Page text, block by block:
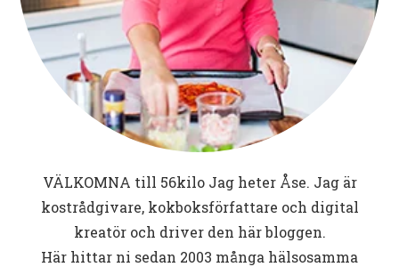
VÄLKOMNA till 56kiloJag heter Åse. Jag är
kostrådgivare, kokboksförfattare och digital
kreatör och driver den här bloggen.
Här hittar ni sedan 2003 många hälsosamma